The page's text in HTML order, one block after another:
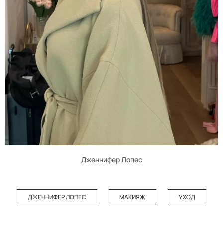
Дженнифер Лопес
ДЖЕННИФЕР ЛОПЕС МАКИЯЖ УХОД